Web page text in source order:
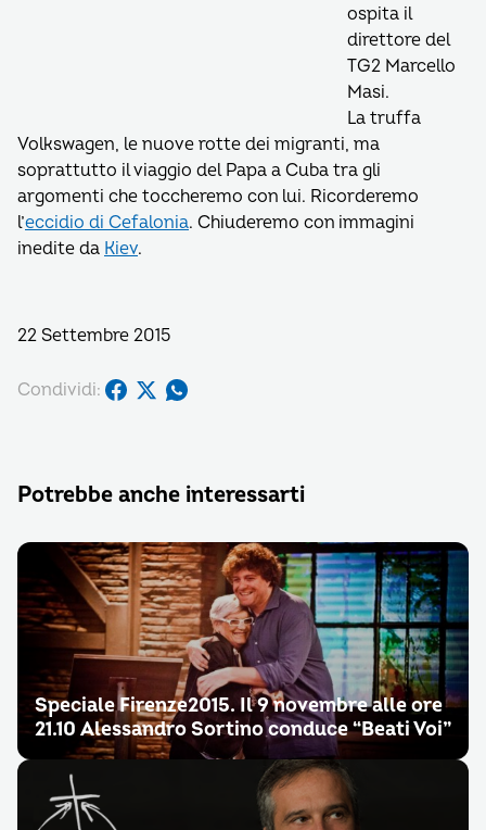
ospita il
direttore del
TG2 Marcello
Masi.
La truffa
Volkswagen, le nuove rotte dei migranti, ma
soprattutto il viaggio del Papa a Cuba tra gli
argomenti che toccheremo con lui. Ricorderemo
l’eccidio di Cefalonia. Chiuderemo con immagini
inedite da Kiev.
22 Settembre 2015
Condividi:
Potrebbe anche interessarti
Speciale Firenze2015. Il 9 novembre alle ore
21.10 Alessandro Sortino conduce “Beati Voi”